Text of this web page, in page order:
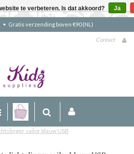
verzending boven €90 (NL)
Contact
sailor blauw USB
te verbeteren. Is dat akkoord? Ja